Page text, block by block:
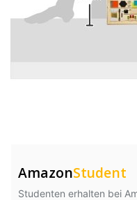
AmazonStudent
Studenten erhalten bei